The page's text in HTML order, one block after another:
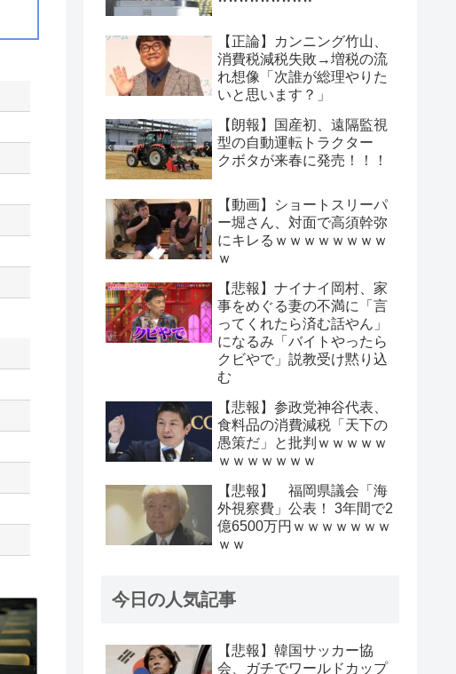
【正論】カンニング竹山、
消費税減税失敗→増税の流
れ想像「次誰が総理やりた
いと思います？」
【朗報】国産初、遠隔監視
型の自動運転トラクター
クボタが来春に発売！！！
【動画】ショートスリーパ
ー堀さん、対面で高須幹弥
にキレるｗｗｗｗｗｗｗｗ
ｗ
【悲報】ナイナイ岡村、家
事をめぐる妻の不満に「言
ってくれたら済む話やん」
になるみ「バイトやったら
クビやで」説教受け黙り込
む
【悲報】参政党神谷代表、
食料品の消費減税「天下の
愚策だ」と批判ｗｗｗｗｗ
ｗｗｗｗｗｗｗ
【悲報】 福岡県議会「海
外視察費」公表！ 3年間で2
億6500万円ｗｗｗｗｗｗｗ
ｗｗ
今日の人気記事
【悲報】韓国サッカー協
会、ガチでワールドカップ